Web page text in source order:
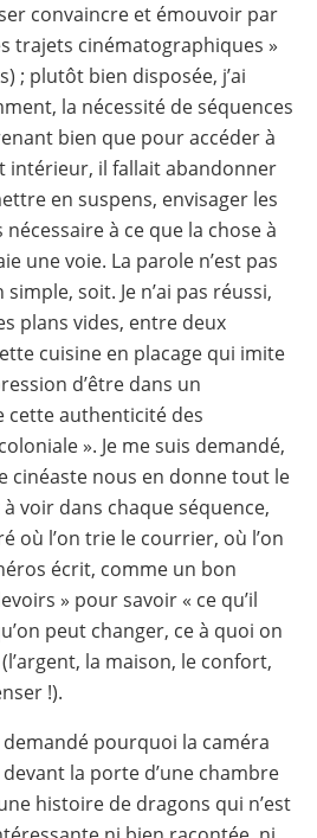
convaincre et émouvoir par
trajets cinématographiques »
; plutôt bien disposée, j’ai
la nécessité de séquences
bien que pour accéder à
intérieur, il fallait abandonner
en suspens, envisager les
à ce que la chose à
une voie. La parole n’est pas
soit. Je n’ai pas réussi,
plans vides, entre deux
cuisine en placage qui imite
d’être dans un
authenticité des
». Je me suis demandé,
cinéaste nous en donne tout le
voir dans chaque séquence,
où l’on trie le courrier, où l’on
écrit, comme un bon
» pour savoir « ce qu’il
peut changer, ce à quoi on
la maison, le confort,
!).
demandé pourquoi la caméra
la porte d’une chambre
histoire de dragons qui n’est